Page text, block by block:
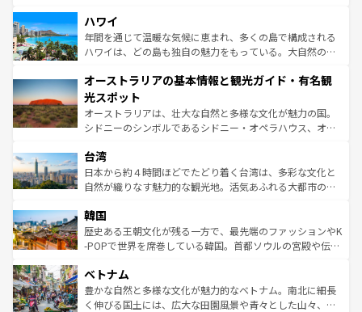
着のスイス情報は
のような巨大都市は、観光、ショッピング、エンターテイ
ンメントが詰まった刺激的なスポットだ。一方、アメリカ
西部には大自然が広がり、グランドキャニオンやイエロー
部のニューオーリンズでは、音楽と美食が融合した独特の
文化が魅力。旅行者はアメリカの各地域で異なる魅力を楽
しみながら、その多様性と豊かな歴史を感じることができ
るだろう。車でのロードトリップや列車の旅も、アメリカ
情報は
ハワイ
年間を通じて温暖な気候に恵まれ、多くの島で構成される
ハワイは、どの島も独自の魅力をもっている。大自然の神
ワイ島は見逃せない。また、定番の観光地といえばオアフ
島だが、静かな自然を求めるならマウイ島やカウアイ島が
おすすめ。エメラルドグリーンに輝く海をはじめ、豊かな
文化や歴史が息づいている。「アロハスピリット」と呼ば
人々、おいしいローカルフードやハワイアンミュージッ
ク、伝統的なフラダンスなど、すべてがハワイの魅力を彩
っている。訪れるたびに新しい発見と感動が待っているハ
はコンテンツ一覧
オーストラリアの基本情報と観光ガイド・有名観
光スポット
オーストラリアは、壮大な自然と多様な文化が魅力の国。
シドニーのシンボルであるシドニー・オペラハウス、オー
リアリーフや大陸中央部にそびえるウルル（エアーズロッ
ク）、タスマニアの美しい原生林やケアンズの熱帯雨林な
ど、見どころがたくさん。また、カフェやワイン、オージ
いる。アクティビティも充実しており、サーフィンやダイ
ビング、ハイキングなど、アウトドア好きにはたまらな
い。オーストラリアの多彩な魅力を存分に味わいつくそ
参照してほしい。
台湾
日本から約４時間ほどでたどり着く台湾は、多彩な文化と
自然が織りなす魅力的な観光地。活気あふれる大都市の台
ン）、静ひつな山岳地帯である台湾東部など、都市の喧騒
と山間の静けさが共存しており、訪れる人に新しい発見と
驚きをもたらしてくれる。また、奥深い台湾の食文化も魅
容にもいいと評判のスイーツなど、バラエティ豊かな料理
が味わえる。 なお、新着の台湾情報は コンテンツ一覧を参
照してほしい。
韓国
歴史ある王朝文化が残る一方で、最先端のファッションやK
-POPで世界を席巻している韓国。首都ソウルの宮殿や伝統
き、地方に足を延ばせば四季折々の自然美を楽しむことが
できる。そして、キムチや焼肉、絶品のストリートフード
まで、さまざまな韓国料理が待っている。夜には、韓国な
ベトナム
豊かな自然と多様な文化が魅力的なベトナム。南北に細長
く伸びる国土には、広大な田園風景や青々とした山々、世